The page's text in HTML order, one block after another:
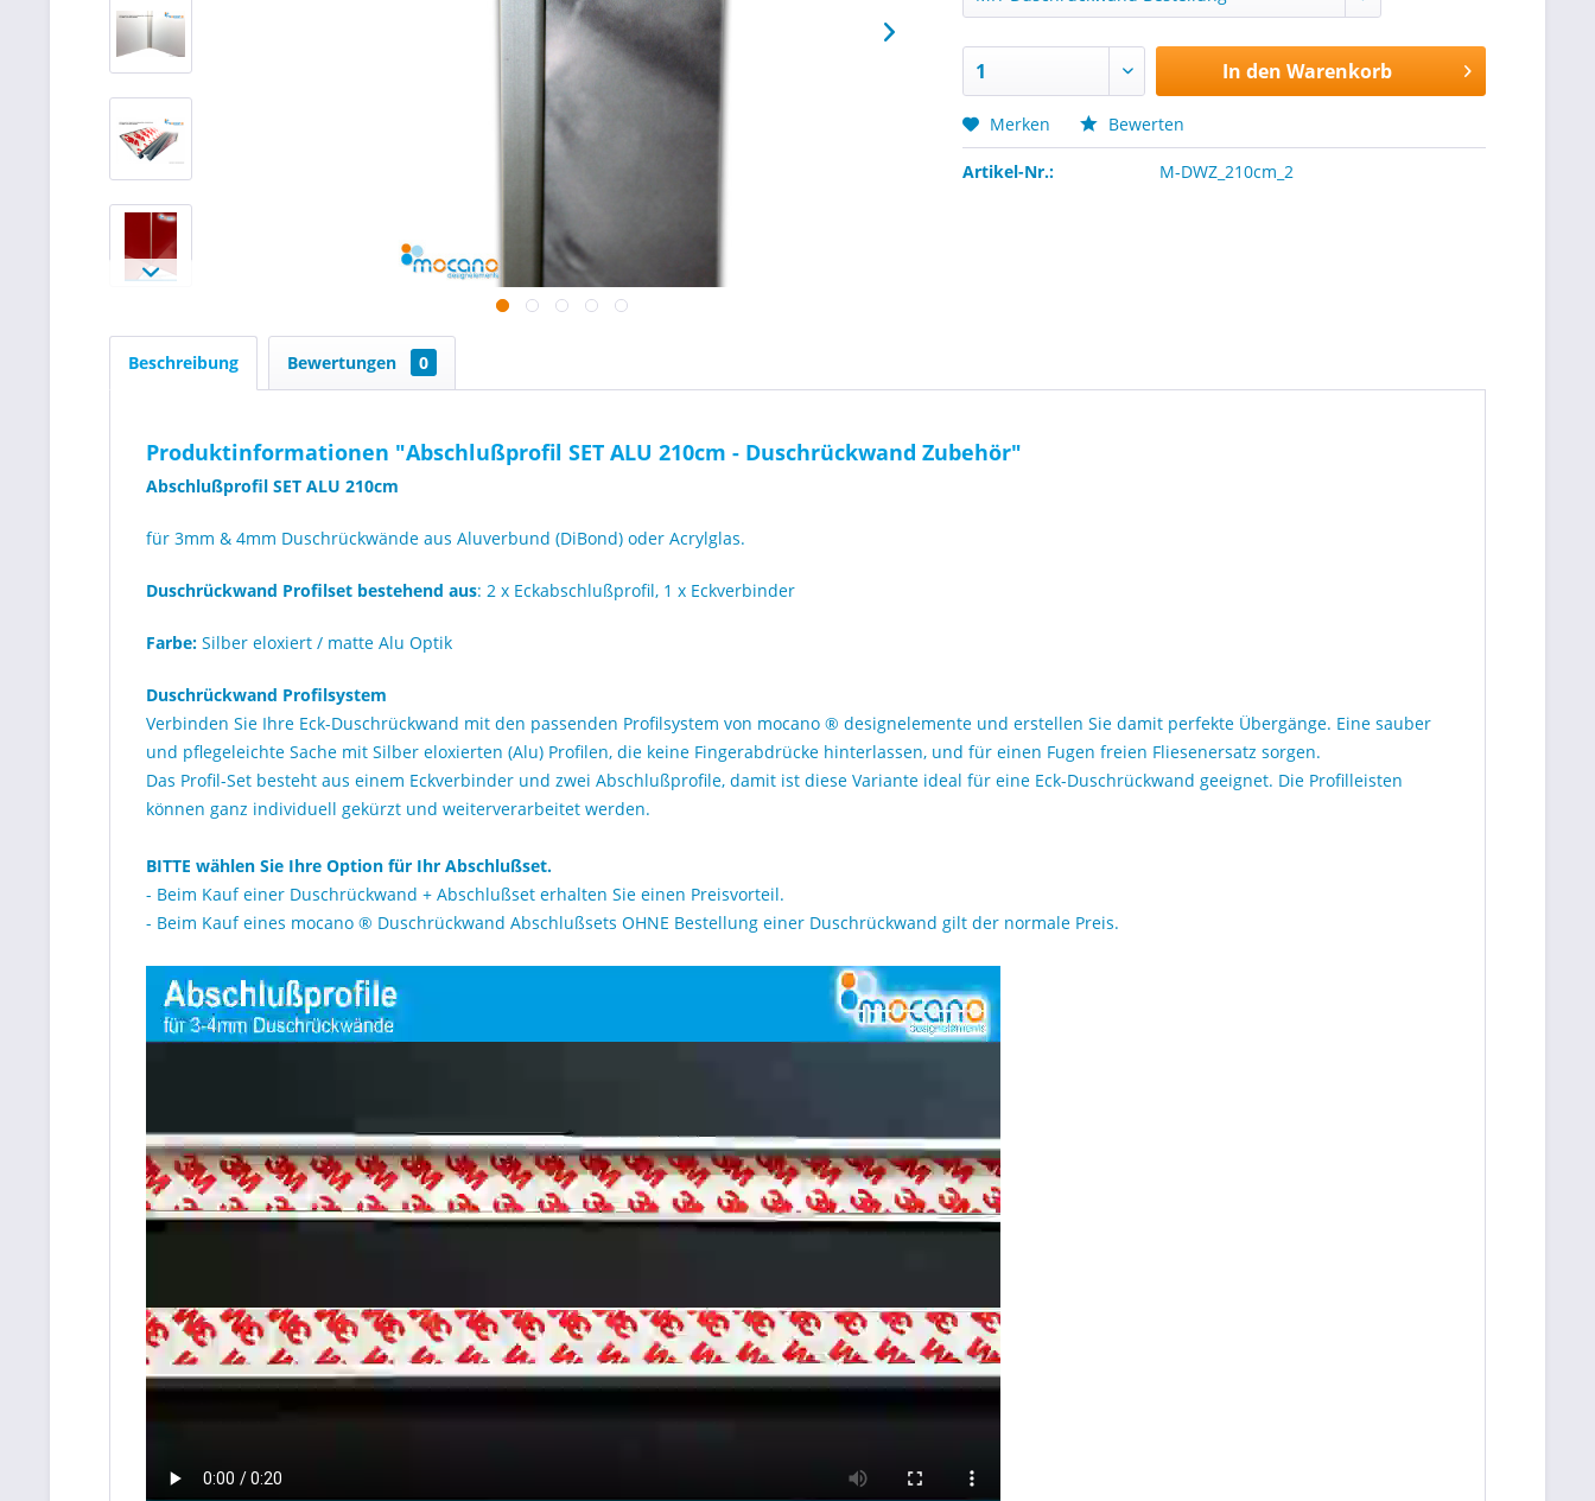
In den Warenkorb
Merken Bewerten
Artikel-Nr.: M-DWZ_210cm_2
Beschreibung Bewertungen 0
Produktinformationen "Abschlußprofil SET ALU 210cm - Duschrückwand Zubehör"
Abschlußprofil SET ALU 210cm
für 3mm & 4mm Duschrückwände aus Aluverbund (DiBond) oder Acrylglas.
Duschrückwand Profilset bestehend aus: 2 x Eckabschlußprofil, 1 x Eckverbinder
Farbe: Silber eloxiert / matte Alu Optik
Duschrückwand Profilsystem
Verbinden Sie Ihre Eck-Duschrückwand mit den passenden Profilsystem von mocano ® designelemente und erstellen Sie damit perfekte Übergänge. Eine sauber
und pflegeleichte Sache mit Silber eloxierten (Alu) Profilen, die keine Fingerabdrücke hinterlassen, und für einen Fugen freien Fliesenersatz sorgen.
Das Profil-Set besteht aus einem Eckverbinder und zwei Abschlußprofile, damit ist diese Variante ideal für eine Eck-Duschrückwand geeignet. Die Profilleisten
können ganz individuell gekürzt und weiterverarbeitet werden.
BITTE wählen Sie Ihre Option für Ihr Abschlußset.
- Beim Kauf einer Duschrückwand + Abschlußset erhalten Sie einen Preisvorteil.
- Beim Kauf eines mocano ® Duschrückwand Abschlußsets OHNE Bestellung einer Duschrückwand gilt der normale Preis.